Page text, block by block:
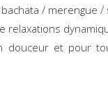
/ merengue /
relaxations
douceur et pour